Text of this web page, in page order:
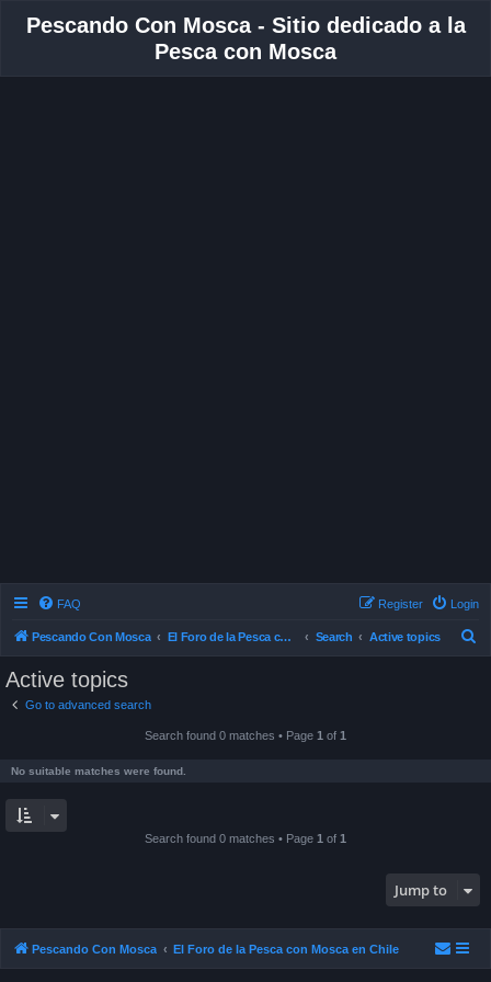
Pescando Con Mosca - Sitio dedicado a la
Pesca con Mosca
FAQ Login
Register
Pescando Con Mosca El Foro de la Pesca con Mosca en Chile Search Active topics
Active topics
Go to advanced search
Search found 0 matches • Page 1 of 1
No suitable matches were found.
Search found 0 matches • Page 1 of 1
Jump to
Pescando Con Mosca El Foro de la Pesca con Mosca en Chile